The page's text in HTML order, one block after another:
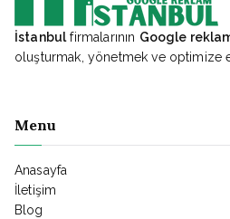
İstanbulfirmalarının Google
oluşturmak, yönetmek ve optimize
Menu
Anasayfa
İletişim
Blog